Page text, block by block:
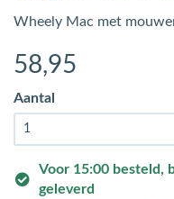
Wheely Mac met
58,95
Aantal
Voor 15:00 besteld,
geleverd